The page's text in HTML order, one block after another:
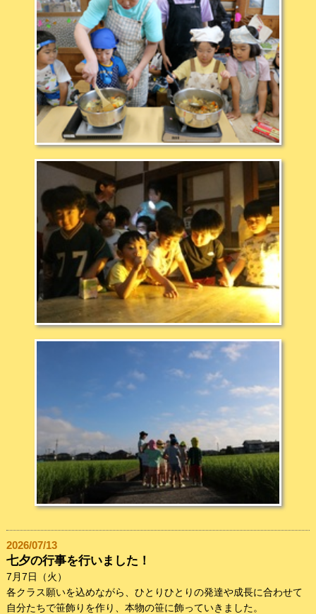
2026/07/13
七夕の行事を行いました！
7月7日（火）
各クラス願いを込めながら、ひとりひとりの発達や成長に合わせて
自分たちで笹飾りを作り、本物の笹に飾っていきました。